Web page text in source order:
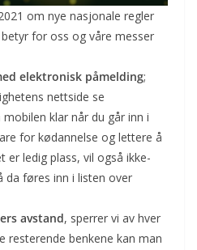
om nye nasjonale regler
for oss og våre messer
elektronisk påmelding;
nettside se
mobilen klar når du går inn i
for kødannelse og lettere å
er ledig plass, vil også ikke-
da føres inn i listen over
avstand, sperrer vi av hver
resterende benkene kan man